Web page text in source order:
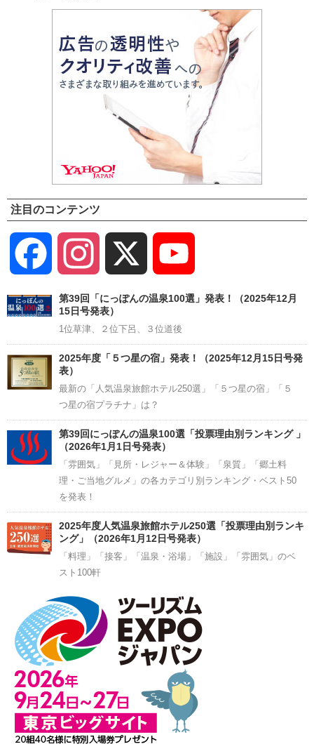
注目のコンテンツ
Facebook Instagram
Channel
第39回「にっぽんの温泉100選」発表！（2025年12月
15日号発表）
1位草津、２位下呂、３位道後
2025年度「５つ星の宿」発表！（2025年12月15日号発
表）
最新の「人気温泉旅館ホテル250選」「５つ星の宿」「５
つ星の宿プラチナ」は？
第39回にっぽんの温泉100選「投票理由別ランキング 」
（2026年1月1日号発表）
「雰囲気」「見所・レジャー＆体験」「泉質」「郷土料
理・ご当地グルメ」の各カテゴリ別ランキング・ベスト50
を発表！
2025年度人気温泉旅館ホテル250選「投票理由別ランキ
ング」（2026年1月12日号発表）
「料理」「接客」「温泉・浴場」「施設」「雰囲気」のベ
スト100軒